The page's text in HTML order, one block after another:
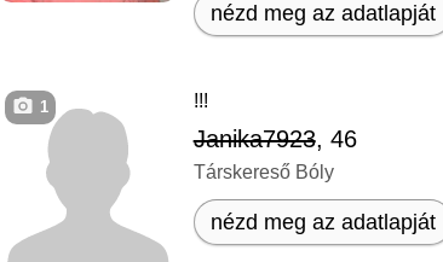
nézd meg az adatlapját
1 !!!
Janika7923, 46
Társkereső Bóly
nézd meg az adatlapját